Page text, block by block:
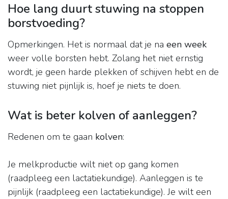
Hoe lang duurt stuwing na stoppen
borstvoeding?
Opmerkingen. Het is normaal dat je na een week
weer volle borsten hebt. Zolang het niet ernstig
wordt, je geen harde plekken of schijven hebt en de
stuwing niet pijnlijk is, hoef je niets te doen.
Wat is beter kolven of aanleggen?
Redenen om te gaan kolven:
Je melkproductie wilt niet op gang komen
(raadpleeg een lactatiekundige). Aanleggen is te
pijnlijk (raadpleeg een lactatiekundige). Je wilt een